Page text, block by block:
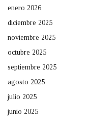
enero 2026
diciembre 2025
noviembre 2025
octubre 2025
septiembre 2025
agosto 2025
julio 2025
junio 2025